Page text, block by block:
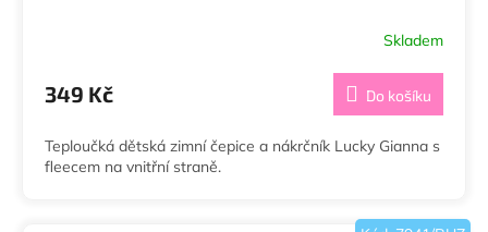
Skladem
349 Kč Do košíku
Teploučká dětská zimní čepice a nákrčník Lucky Gianna s
fleecem na vnitřní straně.